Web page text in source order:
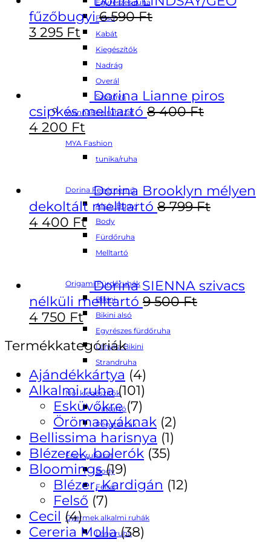
Egyrészes ruha
Felső
Kabát
Kiegészítők
Nadrág
Overál
Szoknya
WannaBee ruházat
MYA Fashion
tunika/ruha
Dorina Fehérnemű
Alsó- Bugyi
Body
Fürdőruha
Melltartó
Origami Fürdőruhák
Bikini
Bikini alsó
Egyrészes fürdőruha
Lányka Bikini
Strandruha
Női kiegészítők
Irattartó
Pénztárcák
Envy ruházat
Body
Felső
Gyermek alkalmi ruhák
Lány ruha
fűzőbugyi 6 590Ft
3 295 Ft
Dorina Lianne piros
csipkés melltartó 8 400Ft
4 200 Ft
Dorina Brooklyn mélyen
dekoltált melltartó 8 799Ft
4 400 Ft
Dorina SIENNA szivacs
nélküli melltartó 9 500Ft
4 750 Ft
Termékkategóriák
Ajándékkártya (4)
Alkalmi ruha (101)
Esküvőkre (7)
Örömanyáknak (2)
Bellissima harisnya (1)
Blézerek, bolerók (35)
Bloomings (19)
Blézer, Kardigán (12)
Felső (7)
Cecil (4)
Cereria Molla (38)